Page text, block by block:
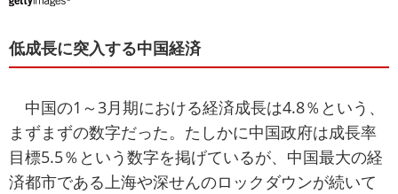
低成長に突入する中国経済
中国の1～3月期における経済成長は4.8％という、
まずまずの数字だった。たしかに中国政府は成長率
目標5.5％という数字を掲げているが、中国最大の経
済都市である上海や深せんのロックダウンが続いて